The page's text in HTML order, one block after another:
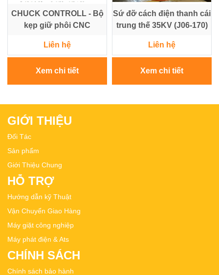
CHUCK CONTROLL - Bộ
kẹp giữ phôi CNC
Liên hệ
Xem chi tiết
Sứ đỡ cách điện thanh cái
trung thế 35KV (J06-170)
Liên hệ
Xem chi tiết
GIỚI THIỆU
Đối Tác
Sản phẩm
Giới Thiệu Chung
HỖ TRỢ
Hướng dẫn kỹ Thuật
Vận Chuyển Giao Hàng
Máy giặt công nghiệp
Máy phát điện & Ats
CHÍNH SÁCH
Chính sách bảo hành